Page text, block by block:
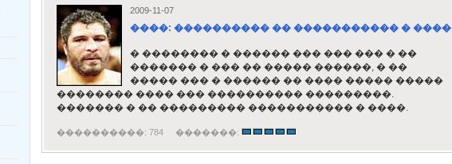
2009-11-07
����: ���������� �� ����������� � ����
� �������� � ������ ��� ��� ��� � ��
������� � ��� �� ����� ������, � ��
����� ��� � ������ �� ���� ����� �����
�������� ���� ��� ���������� ���������.
������� � �� ��������� ����������� � ����.
����������: 784 �������: